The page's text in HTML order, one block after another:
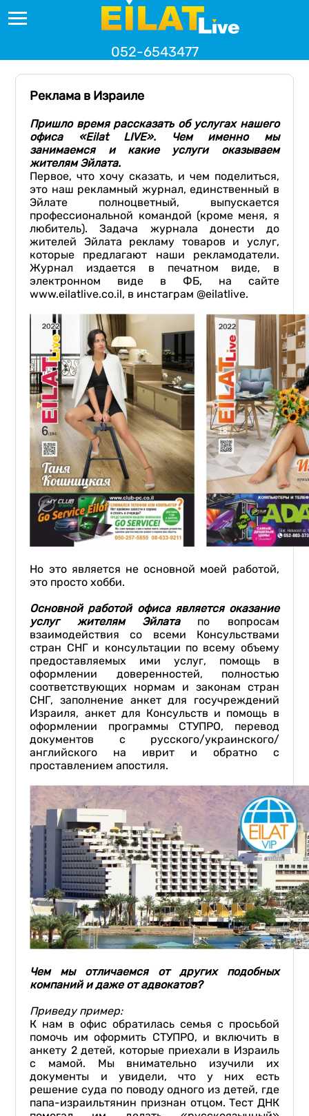
052-6543477
Реклама в Израиле
Пришло время рассказать об услугах нашего
офиса «Eilat LIVE». Чем именно мы
занимаемся и какие услуги оказываем
жителям Эйлата.
Первое, что хочу сказать, и чем поделиться,
это наш рекламный журнал, единственный в
Эйлате полноцветный, выпускается
профессиональной командой (кроме меня, я
любитель). Задача журнала донести до
жителей Эйлата рекламу товаров и услуг,
которые предлагают наши рекламодатели.
Журнал издается в печатном виде, в
электронном виде в ФБ, на сайте
www.eilatlive.co.il, в инстаграм @eilatlive.
Но это является не основной моей работой,
это просто хобби.
Основной работой офиса является оказание
услуг жителям Эйлатапо вопросам
взаимодействия со всеми Консульствами
стран СНГ и консультации по всему объему
предоставляемых ими услуг, помощь в
оформлении доверенностей, полностью
соответствующих нормам и законам стран
СНГ, заполнение анкет для госучреждений
Израиля, анкет для Консульств и помощь в
оформлении программы СТУПРО, перевод
документов с русского/украинского/
английского на иврит и обратно с
проставлением апостиля.
Чем мы отличаемся от других подобных
компаний и даже от адвокатов?
Приведу пример:
К нам в офис обратилась семья с просьбой
помочь им оформить СТУПРО, и включить в
анкету 2 детей, которые приехали в Израиль
с мамой. Мы внимательно изучили их
документы и увидели, что у них есть
решение суда по поводу одного из детей, где
папа-израильтянин признан отцом. Тест ДНК